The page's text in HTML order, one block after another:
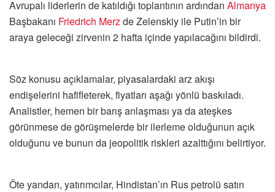
Avrupalı liderlerin de katıldığı toplantının ardından Almanya
Başbakanı Friedrich Merzde Zelenskiy ile Putin’in bir
araya geleceği zirvenin 2 hafta içinde yapılacağını bildirdi.
Söz konusu açıklamalar, piyasalardaki arz akışı
endişelerini hafifleterek, fiyatları aşağı yönlü baskıladı.
Analistler, hemen bir barış anlaşması ya da ateşkes
görünmese de görüşmelerde bir ilerleme olduğunun açık
olduğunu ve bunun da jeopolitik riskleri azalttığını belirtiyor.
Öte yandan, yatırımcılar, Hindistan’ın Rus petrolü satın